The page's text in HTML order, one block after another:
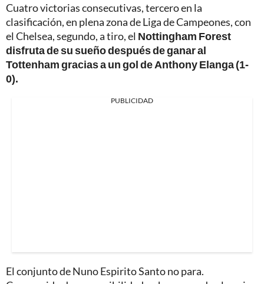
Cuatro victorias consecutivas, tercero en la
clasificación, en plena zona de Liga de Campeones, con
el Chelsea, segundo, a tiro, el Nottingham Forest
disfruta de su sueño después de ganar al
Tottenham gracias a un gol de Anthony Elanga (1-
0).
PUBLICIDAD
El conjunto de Nuno Espirito Santo no para.